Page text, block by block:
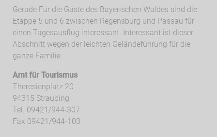
Gerade Für die Gäste des Bayerischen Waldes sind die
Etappe 5 und 6 zwischen Regensburg und Passau für
einen Tagesausflug interessant. Interessant ist dieser
Abschnitt wegen der leichten Geländeführung für die
ganze Familie.
Amt für Tourismus
Theresienplatz 20
94315 Straubing
Tel. 09421/944-307
Fax 09421/944-103